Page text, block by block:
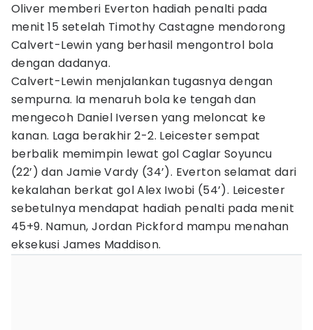
Oliver memberi Everton hadiah penalti pada
menit 15 setelah Timothy Castagne mendorong
Calvert-Lewin yang berhasil mengontrol bola
dengan dadanya.
Calvert-Lewin menjalankan tugasnya dengan
sempurna. Ia menaruh bola ke tengah dan
mengecoh Daniel Iversen yang meloncat ke
kanan. Laga berakhir 2-2. Leicester sempat
berbalik memimpin lewat gol Caglar Soyuncu
(22’) dan Jamie Vardy (34’). Everton selamat dari
kekalahan berkat gol Alex Iwobi (54’). Leicester
sebetulnya mendapat hadiah penalti pada menit
45+9. Namun, Jordan Pickford mampu menahan
eksekusi James Maddison.